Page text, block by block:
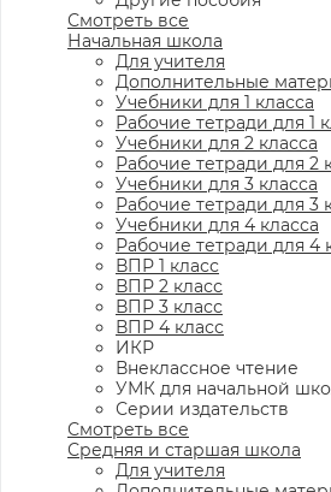
Смотреть все
Начальная школа
Для учителя
Дополнительные
Учебники для 1 класса
Рабочие тетради для 1
Учебники для 2 класса
Рабочие тетради для 2
Учебники для 3 класса
Рабочие тетради для 3
Учебники для 4 класса
Рабочие тетради для 4
ВПР 1 класс
ВПР 2 класс
ВПР 3 класс
ВПР 4 класс
ИКР
Внеклассное чтение
УМК для начальной
Серии издательств
Смотреть все
Средняя и старшая школа
Для учителя